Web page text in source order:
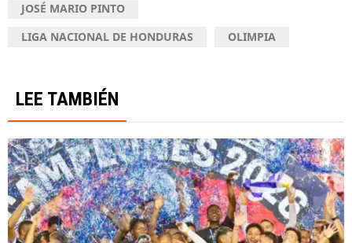
JOSÉ MARIO PINTO
LIGA NACIONAL DE HONDURAS
OLIMPIA
LEE TAMBIÉN